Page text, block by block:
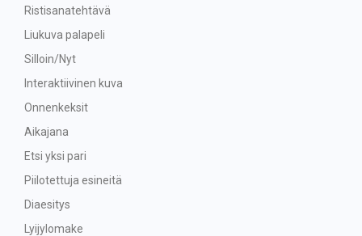
Ristisanatehtävä
Liukuva palapeli
Silloin/Nyt
Interaktiivinen kuva
Onnenkeksit
Aikajana
Etsi yksi pari
Piilotettuja esineitä
Diaesitys
Lyijylomake